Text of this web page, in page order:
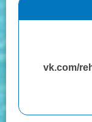
vk.com/